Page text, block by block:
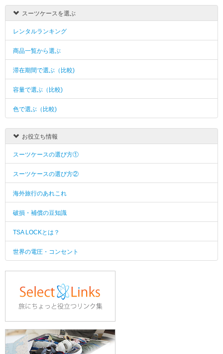
スーツケースを選ぶ
レンタルランキング
商品一覧から選ぶ
滞在期間で選ぶ（比較)
容量で選ぶ（比較)
色で選ぶ（比較)
お役立ち情報
スーツケースの選び方①
スーツケースの選び方②
海外旅行のあれこれ
破損・補償の豆知識
TSA LOCKとは？
世界の電圧・コンセント